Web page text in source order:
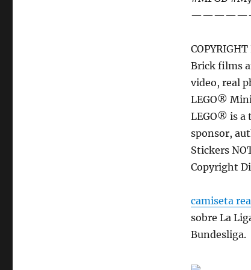
Brick films
video, real
LEGO®
LEGO® is a
sponsor,
Stickers
Copyright
camiseta
sobre La
Bundesliga.